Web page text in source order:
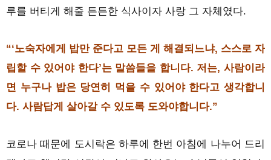
루를 버티게 해줄 든든한 식사이자 사랑 그 자체였다.
“‘노숙자에게 밥만 준다고 모든 게 해결되느냐, 스스로 자
립할 수 있어야 한다’는 말씀들을 합니다. 저는, 사람이라
면 누구나 밥은 당연히 먹을 수 있어야 한다고 생각합니
다. 사람답게 살아갈 수 있도록 도와야합니다.”
코로나 때문에 도시락은 하루에 한번 아침에 나누어 드리